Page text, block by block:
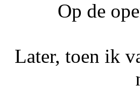
Op de
Later, toen ik